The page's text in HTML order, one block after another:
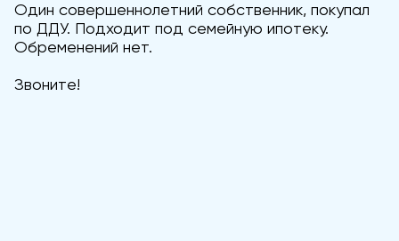
Один совершеннолетний собственник, покупал
по ДДУ. Подходит под семейную ипотеку.
Обременений нет.
Звоните!